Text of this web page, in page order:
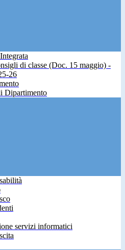
di classe (Doc. 15 maggio) -
26
Dipartimento
servizi informatici